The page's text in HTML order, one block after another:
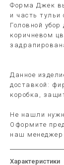
Форма Джек
и часть
Головной
коричневом
Данное
доставкой:
коробка,
Не нашли
Оформите
наш менеджер
Характеристики